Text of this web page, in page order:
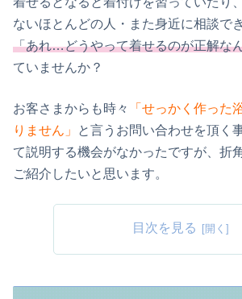
ないほとんどの人・また身近に相談で
「あれ…どうやって着せるのが正解な
ていませんか？
お客さまからも時々
「せっかく作った
りません」
と言うお問い合わせを頂く
て説明する機会がなかったですが、折
ご紹介したいと思います。
目次を見る